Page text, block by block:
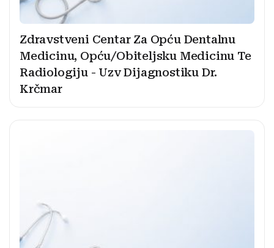
Zdravstveni Centar Za Opću Dentalnu
Medicinu, Opću/Obiteljsku Medicinu Te
Radiologiju - Uzv Dijagnostiku Dr.
Krčmar